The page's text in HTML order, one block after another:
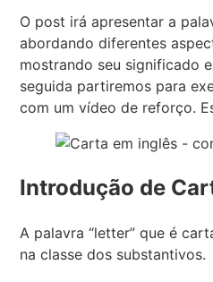
O post irá apresentar a
abordando diferentes
mostrando seu significado
seguida partiremos para
com um vídeo de reforço.
Introdução de
A palavra “letter” que é
na classe dos substantivos.